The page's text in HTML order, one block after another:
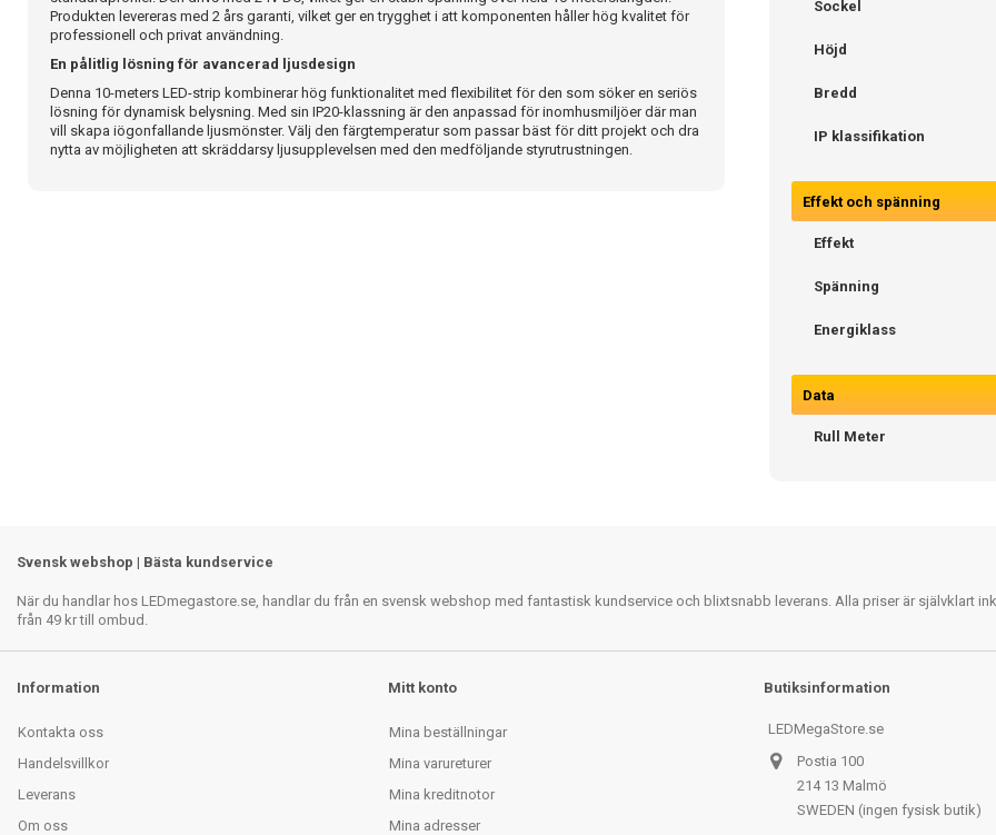
Produkten levereras med 2 års garanti, vilket ger en trygghet i att komponenten håller hög kvalitet för
professionell och privat användning.
En pålitlig lösning för avancerad ljusdesign
Denna 10-meters LED-strip kombinerar hög funktionalitet med flexibilitet för den som söker en seriös
lösning för dynamisk belysning. Med sin IP20-klassning är den anpassad för inomhusmiljöer där man
vill skapa iögonfallande ljusmönster. Välj den färgtemperatur som passar bäst för ditt projekt och dra
nytta av möjligheten att skräddarsy ljusupplevelsen med den medföljande styrutrustningen.
Sockel
Höjd
Bredd
IP klassifikation
Effekt och spänning
Effekt
Spänning
Energiklass
Data
Rull Meter
Svensk webshop | Bästa kundservice
När du handlar hos LEDmegastore.se, handlar du från en svensk webshop med fantastisk kundservice och blixtsnabb leverans. Alla priser är självklart
från 49 kr till ombud.
Information
Kontakta oss
Handelsvillkor
Leverans
Om oss
Mitt konto
Mina beställningar
Mina varureturer
Mina kreditnotor
Mina adresser
Butiksinformation
LEDMegaStore.se
Postia 100
214 13 Malmö
SWEDEN (ingen fysisk butik)